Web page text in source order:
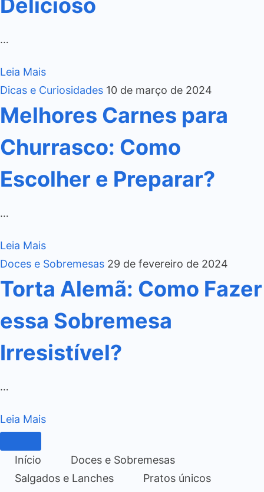
Delicioso
…
Leia Mais
Dicas e Curiosidades 10 de março de 2024
Melhores Carnes para
Churrasco: Como
Escolher e Preparar?
…
Leia Mais
Doces e Sobremesas 29 de fevereiro de 2024
Torta Alemã: Como Fazer
essa Sobremesa
Irresistível?
…
Leia Mais
Início
Doces e Sobremesas
Salgados e Lanches
Pratos únicos